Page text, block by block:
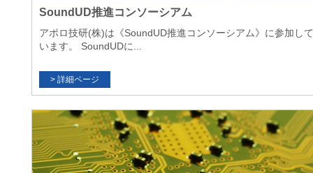
SoundUD推進コンソーシアム
アポロ技研(株)は《SoundUD推進コンソーシアム》に参加して
います。 SoundUDに...